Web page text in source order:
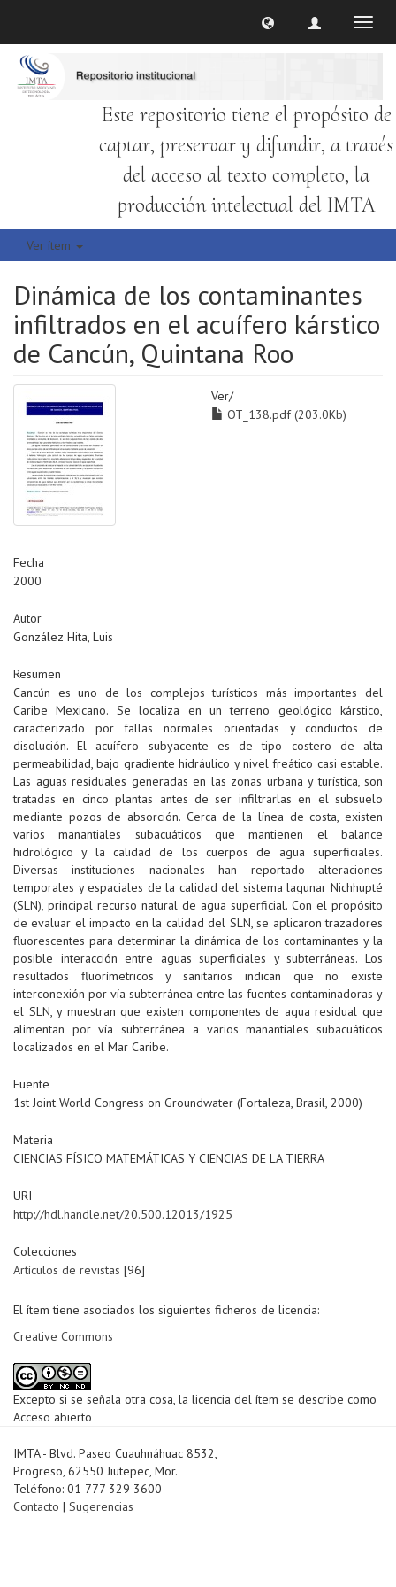
Este repositorio tiene el propósito de
captar, preservar y difundir, a través
del acceso al texto completo, la
producción intelectual del IMTA
Ver ítem
Dinámica de los contaminantes
infiltrados en el acuífero kárstico
de Cancún, Quintana Roo
Ver/
OT_138.pdf (203.0Kb)
Fecha
2000
Autor
González Hita, Luis
Resumen
Cancún es uno de los complejos turísticos más importantes del
Caribe Mexicano. Se localiza en un terreno geológico kárstico,
caracterizado por fallas normales orientadas y conductos de
disolución. El acuífero subyacente es de tipo costero de alta
permeabilidad, bajo gradiente hidráulico y nivel freático casi estable.
Las aguas residuales generadas en las zonas urbana y turística, son
tratadas en cinco plantas antes de ser infiltrarlas en el subsuelo
mediante pozos de absorción. Cerca de la línea de costa, existen
varios manantiales subacuáticos que mantienen el balance
hidrológico y la calidad de los cuerpos de agua superficiales.
Diversas instituciones nacionales han reportado alteraciones
temporales y espaciales de la calidad del sistema lagunar Nichhupté
(SLN), principal recurso natural de agua superficial. Con el propósito
de evaluar el impacto en la calidad del SLN, se aplicaron trazadores
fluorescentes para determinar la dinámica de los contaminantes y la
posible interacción entre aguas superficiales y subterráneas. Los
resultados fluorímetricos y sanitarios indican que no existe
interconexión por vía subterránea entre las fuentes contaminadoras y
el SLN, y muestran que existen componentes de agua residual que
alimentan por vía subterránea a varios manantiales subacuáticos
localizados en el Mar Caribe.
Fuente
1st Joint World Congress on Groundwater (Fortaleza, Brasil, 2000)
Materia
CIENCIAS FÍSICO MATEMÁTICAS Y CIENCIAS DE LA TIERRA
URI
http://hdl.handle.net/20.500.12013/1925
Colecciones
Artículos de revistas [96]
El ítem tiene asociados los siguientes ficheros de licencia:
Creative Commons
Excepto si se señala otra cosa, la licencia del ítem se describe como
Acceso abierto
IMTA - Blvd. Paseo Cuauhnáhuac 8532,
Progreso, 62550 Jiutepec, Mor.
Teléfono: 01 777 329 3600
Contacto | Sugerencias